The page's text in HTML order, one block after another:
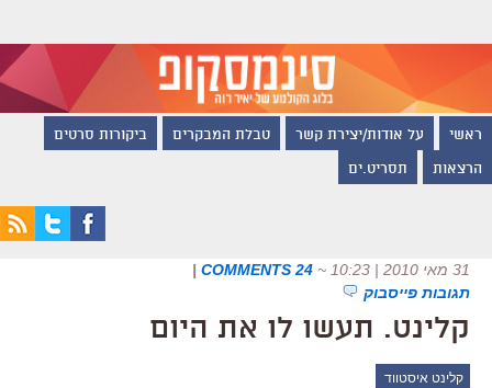
ראשי על אודות/יצירת קשר טבלת המבקרים ביקורות סרטים
הרצאות תסריט.ים
31 מאי 2010 | 10:23 ~
24 COMMENTS
|
תגובות פייסבוק
קלינט. תעשו לו את היום
קלינט איסטווד